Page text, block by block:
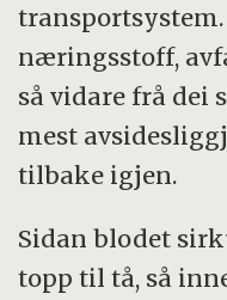
næringsstoff,
så vidare frå dei
mest
tilbake igjen.
Sidan blodet
topp til tå, så